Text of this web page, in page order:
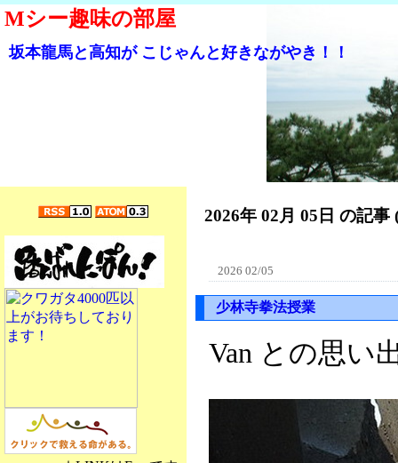
Mシー趣味の部屋
坂本龍馬と高知が こじゃんと好きながやき！！
2026年 02月 05日 の記事
2026 02/05
少林寺拳法授業
Van との思い